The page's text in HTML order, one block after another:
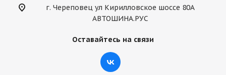
г. Череповец ул Кирилловское шоссе 80А
АВТОШИНА.РУС
Оставайтесь на связи